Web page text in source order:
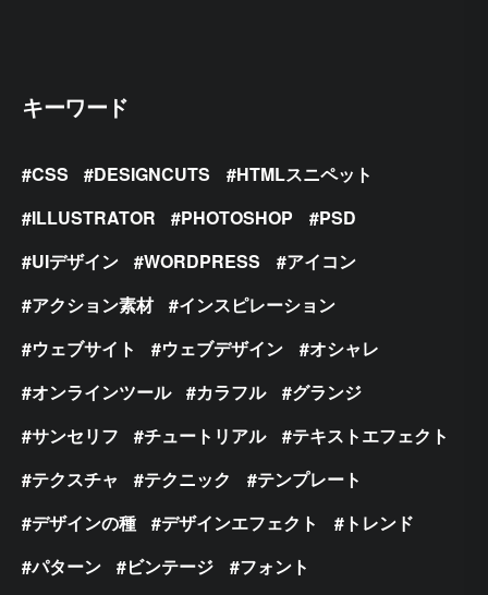
キーワード
CSS DESIGNCUTS
HTMLスニペット
ILLUSTRATOR
PHOTOSHOP
PSD
UIデザイン
WORDPRESS
アイコン
アクション素材
インスピレーション
ウェブサイト
ウェブデザイン
オシャレ
オンラインツール
カラフル
グランジ
サンセリフ
チュートリアル
テキストエフェクト
テクスチャ
テクニック
テンプレート
デザインの種
デザインエフェクト
トレンド
パターン
ビンテージ
フォント